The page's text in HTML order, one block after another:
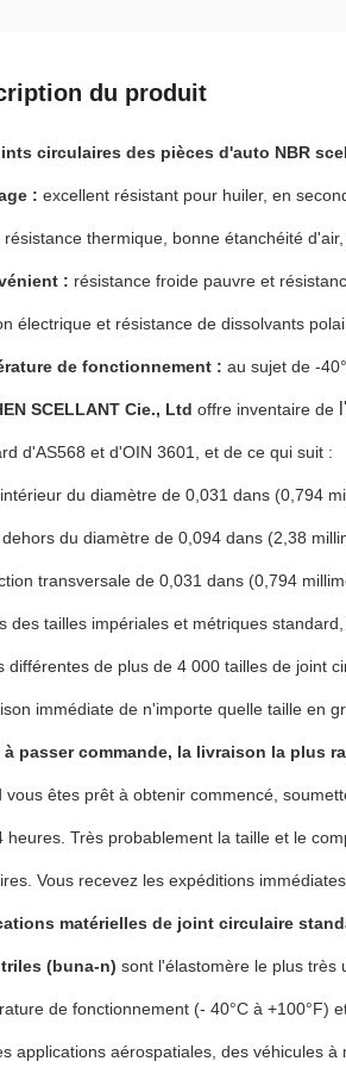
du produit
circulaires des pièces d'auto NBR
: excellent résistant pour huiler, en
résistance thermique, bonne étanchéité
: résistance froide pauvre et
électrique et résistance de dissolvants
de fonctionnement : au sujet de -
SCELLANT Cie., Ltd offre inventaire de l'
d'AS568 et d'OIN 3601, et de ce qui suit :
du diamètre de 0,031 dans (0,794
dehors du diamètre de 0,094 dans (2,38
transversale de 0,031 dans (0,794
des tailles impériales et métriques
différentes de plus de 4 000 tailles de joint
immédiate de n'importe quelle taille en
à passer commande, la livraison la plus
vous êtes prêt à obtenir commencé,
heures. Très probablement la taille et le
Vous recevez les expéditions
matérielles de joint circulaire
(buna-n) sont l'élastomère le plus très
de fonctionnement (- 40°C à +100°F)
applications aérospatiales, des véhicules